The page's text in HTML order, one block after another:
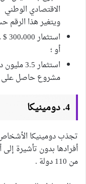
الاقتصادي الوطني
ويتغير هذا الرقم
أو ؛
مشروع حاصل على
4. دومينيكا
تجذب دومينيكا
أفرادها بدون تأشيرة إلى
من 110 دولة .